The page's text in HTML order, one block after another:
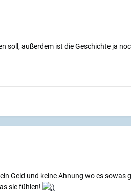
soll, außerdem ist die Geschichte ja
Geld und keine Ahnung wo es
sie fühlen!